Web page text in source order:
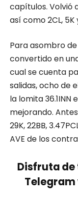
capítulos. Volvió
así como 2CL, 5K
Para asombro
convertido en
cual se cuenta
salidas, ocho de
la lomita 36.1INN
mejorando.
29K, 22BB,
AVE de los
Disfruta
Telegram